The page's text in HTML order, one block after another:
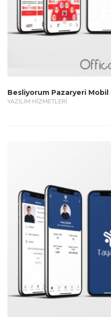
Besliyorum Pazaryeri Mobil
YAZILIM HİZMETLERİ